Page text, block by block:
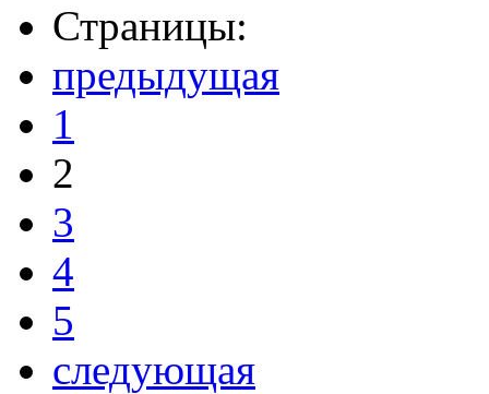
Страницы:
предыдущая
1
2
3
4
5
следующая